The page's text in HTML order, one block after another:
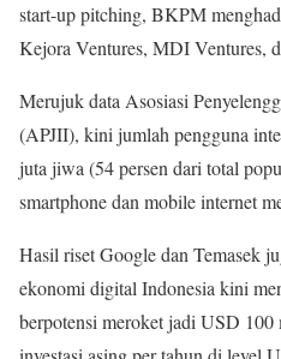
start-up pitching, BKPM
Kejora Ventures, MDI Ventures,
Merujuk data Asosiasi
(APJII), kini jumlah pengguna
juta jiwa (54 persen dari total
smartphone dan mobile internet
Hasil riset Google dan Temasek
ekonomi digital Indonesia kini
berpotensi meroket jadi USD